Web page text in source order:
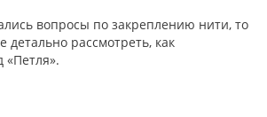
вопросы по закреплению нити, то
детально рассмотреть, как
«Петля».